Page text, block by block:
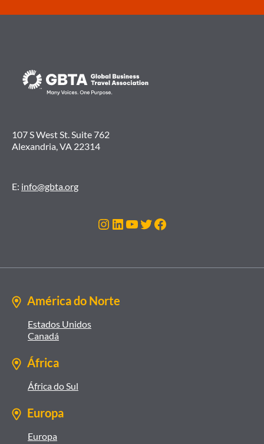
107 S West St. Suite 762
Alexandria, VA 22314
E: info@gbta.org
Instagram
LinkedIn
Youtube
Twitter
Facebook
América do Norte
Estados Unidos
Canadá
África
África do Sul
Europa
Europa